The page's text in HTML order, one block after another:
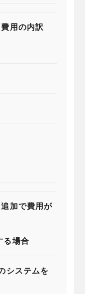
用の内訳
加で費用が
る場合
システムを